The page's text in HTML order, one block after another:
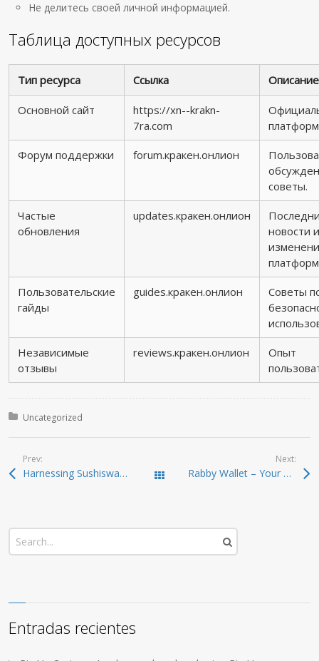
Не делитесь своей личной информацией.
Таблица доступных ресурсов
Тип ресурса Ссылка Описание
Основной сайт
https://xn--krakn-
7ra.com
Форум поддержки forum.кракен.онлион
советы.
Частые
обновления
updates.кракен.онлион
новости
Пользовательские
гайды
guides.кракен.онлион
Советы
Независимые
отзывы
reviews.кракен.онлион
Опыт
Posted in:
Uncategorized
Prev:
Harnessing Sushiswap: Your Key to Efficient Crypto Trading Todas las entradas
Next:
Rabby Wallet – Your Secure Multi-Chain Crypto Solution
Entradas recientes